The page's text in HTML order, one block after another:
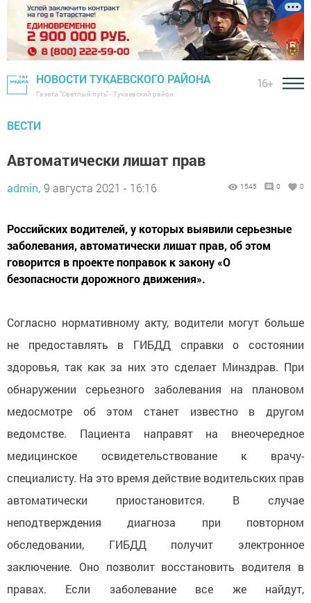
НОВОСТИ ТУКАЕВСКОГО РАЙОНА
Газета "Светлый путь" - Тукаевский район
16+
ВЕСТИ
Автоматически лишат прав
admin, 9 августа 2021 - 16:16 1545 0 0
Российских водителей, у которых выявили серьезные
заболевания, автоматически лишат прав, об этом
говорится в проекте поправок к закону «О
безопасности дорожного движения».
Согласно нормативному акту, водители могут больше
не предоставлять в ГИБДД справки о состоянии
здоровья, так как за них это сделает Минздрав. При
обнаружении серьезного заболевания на плановом
медосмотре об этом станет известно в другом
ведомстве. Пациента направят на внеочередное
медицинское освидетельствование к врачу-
специалисту. На это время действие водительских прав
автоматически приостановится. В случае
неподтверждения диагноза при повторном
обследовании, ГИБДД получит электронное
заключение. Оно позволит восстановить водителя в
правах. Если заболевание все же найдут,